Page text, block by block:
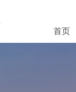
首页